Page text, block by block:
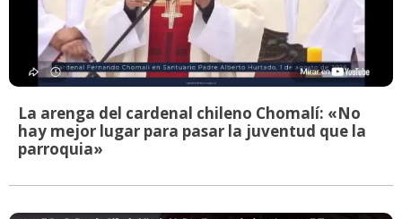
La arenga del cardenal chileno Chomalí: «No
hay mejor lugar para pasar la juventud que la
parroquia»